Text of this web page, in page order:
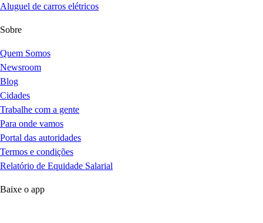
Aluguel de carros elétricos
Sobre
Quem Somos
Newsroom
Blog
Cidades
Trabalhe com a gente
Para onde vamos
Portal das autoridades
Termos e condições
Relatório de Equidade Salarial
Baixe o app